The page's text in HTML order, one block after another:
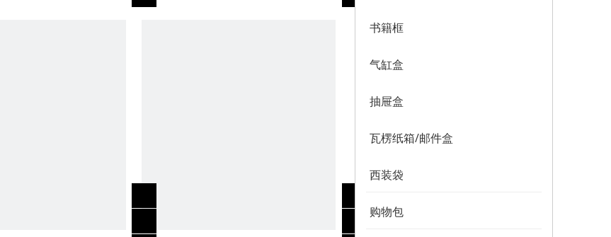
书籍框
气缸盒
抽屉盒
瓦楞纸箱/邮件盒
西装袋
购物包